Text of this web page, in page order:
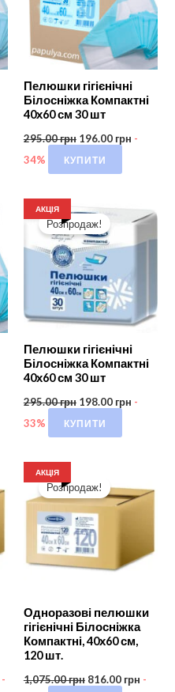
Пелюшки гігієнічні
Білосніжка Компактні
40х60 см 30 шт
295.00грн 196.00 грн -
34%
КУПИТИ
АКЦІЯ
Розпродаж!
Пелюшки гігієнічні
Білосніжка Компактні
40х60 см 30 шт
295.00грн 198.00 грн -
33%
КУПИТИ
-
АКЦІЯ
Розпродаж!
Одноразові пелюшки
гігієнічні Білосніжка
Компактні, 40х60 см,
120 шт.
1,075.00грн 816.00 грн -